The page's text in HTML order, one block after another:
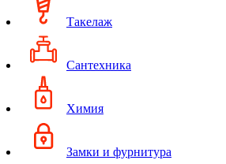
Такелаж
Сантехника
Химия
Замки и фурнитура